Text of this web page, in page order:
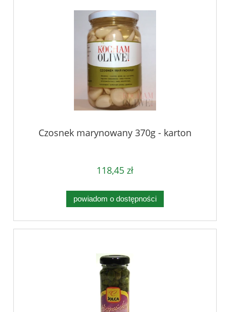
Czosnek marynowany 370g - karton
118,45 zł
powiadom o dostępności